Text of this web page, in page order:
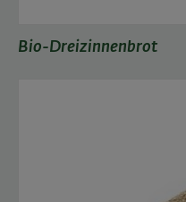
Bio-Dreizinnenbrot